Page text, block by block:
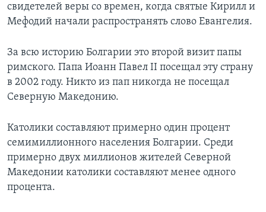
свидетелей веры со времен, когда святые Кирилл и
Мефодий начали распространять слово Евангелия.
За всю историю Болгарии это второй визит папы
римского. Папа Иоанн Павел II посещал эту страну
в 2002 году. Никто из пап никогда не посещал
Северную Македонию.
Католики составляют примерно один процент
семимиллионного населения Болгарии. Среди
примерно двух миллионов жителей Северной
Македонии католики составляют менее одного
процента.